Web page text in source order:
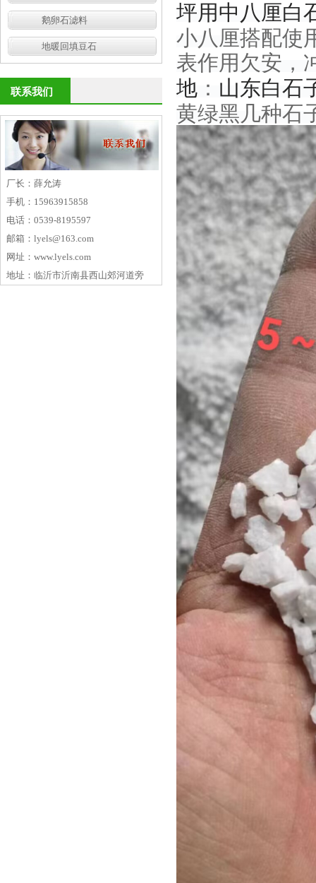
鹅卵石滤料
地暖回填豆石
联系我们
厂长：薛允涛
手机：15963915858
电话：0539-8195597
邮箱：lyels@163.com
网址：www.lyels.com
地址：临沂市沂南县西山郊河道旁
坪用中八厘白
小八厘搭配使
表作用欠安，
地 ： 山东白石
黄绿黑几种石